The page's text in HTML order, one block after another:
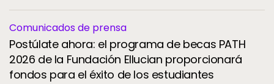
Comunicados de prensa
Postúlate ahora: el programa de becas PATH
2026 de la Fundación Ellucian proporcionará
fondos para el éxito de los estudiantes